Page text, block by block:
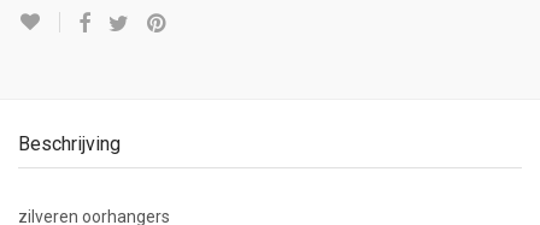
Beschrijving
zilveren oorhangers